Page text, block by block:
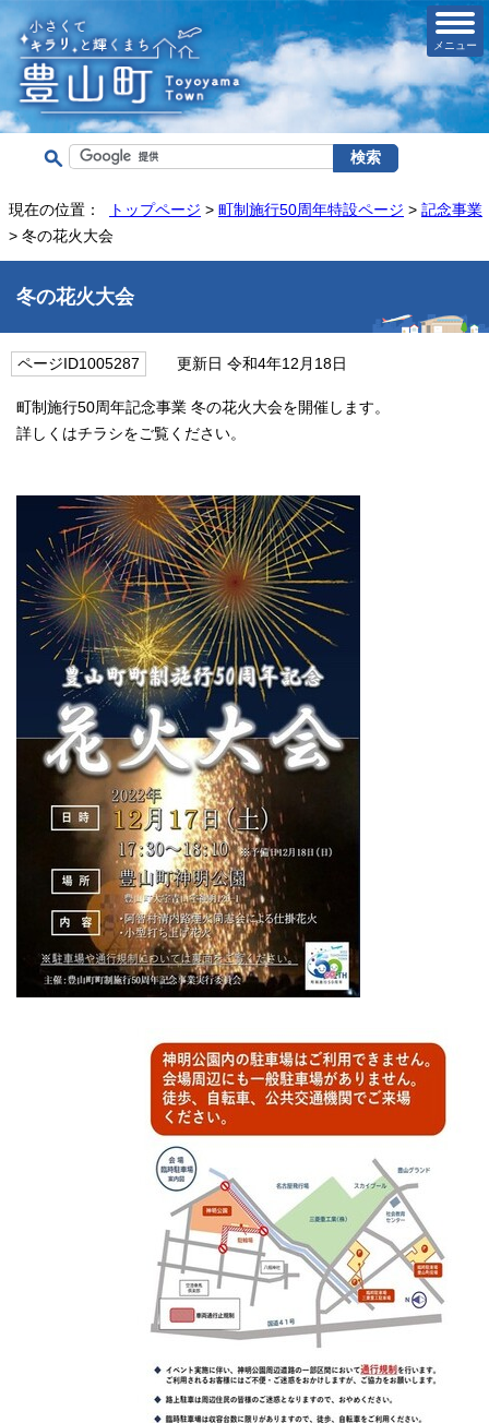
メニュー
現在の位置： トップページ > 町制施行50周年特設ページ > 記念事業
> 冬の花火大会
冬の花火大会
ページID1005287 更新日 令和4年12月18日
町制施行50周年記念事業 冬の花火大会を開催します。
詳しくはチラシをご覧ください。